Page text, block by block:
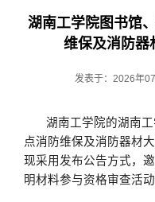
湖南工学院图书馆
维保及消防器
发表于：2026年
湖南工学院的湖南
点消防维保及消防器材
现采用发布公告方式，
明材料参与资格审查活动